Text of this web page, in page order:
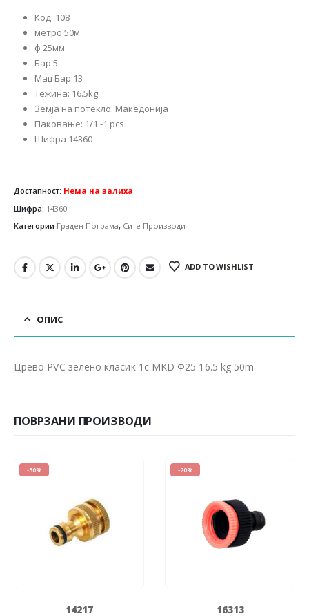
Код: 108
метро 50м
ф 25мм
Бар 5
Маџ Бар 13
Тежина: 16.5kg
Земја на потекло: Македонија
Паковање: 1/1 -1 pcs
Шифра 14360
Достапност: Нема на залиха
Шифра: 14360
Категории Граден Пограма, Сите Производи
ADD TO WISHLIST
ОПИС
Црево PVC зелено класик 1c MKD Ф25 16.5 kg 50m
ПОВРЗАНИ ПРОИЗВОДИ
-30%
14217
-20%
16313